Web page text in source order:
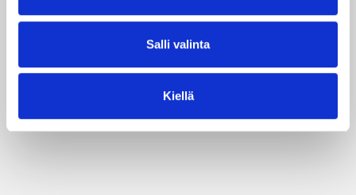
Salli valinta
Kiellä